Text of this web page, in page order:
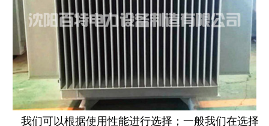
我们可以根据使用性能进行选择；一般我们在选择